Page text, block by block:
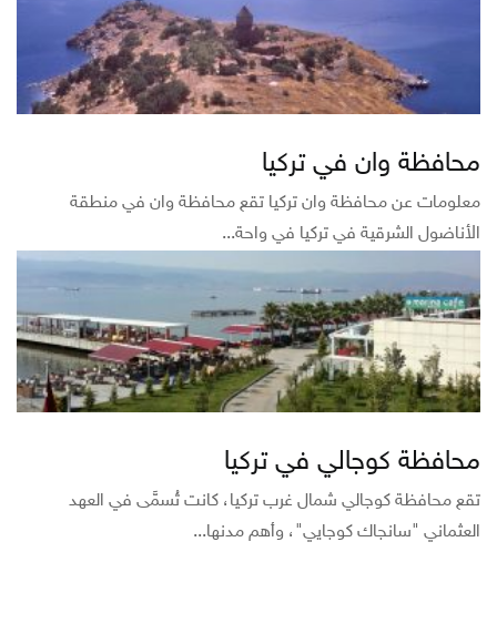
محافظة وان في تركيا
معلومات عن محافظة وان تركيا تقع محافظة وان في منطقة
الأناضول الشرقية في تركيا في واحة...
محافظة كوجالي في تركيا
تقع محافظة كوجالي شمال غرب تركيا، كانت تُسمَّى في العهد
العثماني "سانجاك كوجايي"، وأهم مدنها...